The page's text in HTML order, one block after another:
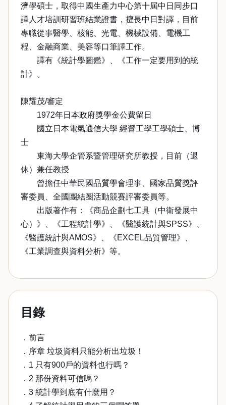
濟學碩士，取得中國生產力中心第十屆中日同步口
譯人才培訓研習班結業證書，擅長中日對譯，目前
專職從事醫學、核能、光電、機械設備、電機工
程、金融商業、美容等口筆譯工作。
譯有《統計學圖鑑》、《工作一定要用到的統
計》。
陳耀茂/審定
1972年日本政府獎學金公費留日
國立日本電氣通信大學 經營工學工學碩士、博
士
東海大學企管系暨管理研究所教授，目前（退
休）兼任教授
曾擔任中華民國品質學會理事、國家品質獎評
審委員、全國團結圈活動競賽評審委員等。
出版著作有：《商品企劃七工具（中衛發展中
心）》、《工程統計學》、《醫護統計與SPSS》、
《醫護統計與AMOS》、《EXCEL品質管理》、
《工業調查與資料分析》等。
目錄
．前言
．序章 垃圾資料只能分析出垃圾！
．1 只有900戶的資料也行嗎？
．2 那份資料可信嗎？
．3 統計學到底有什麼用？